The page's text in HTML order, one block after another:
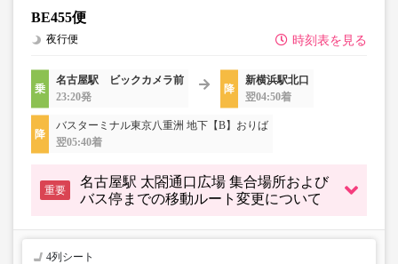
BE455便
時刻表を見る
夜行便
名古屋駅 ビックカメラ前
23:20発
新横浜駅北口
翌04:50着
バスターミナル東京八重洲 地下【B】おりば
翌05:40着
重要
名古屋駅 太閤通口広場 集合場所および
バス停までの移動ルート変更について
4列シート